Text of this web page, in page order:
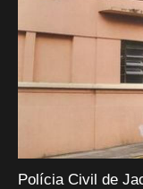
Polícia Civil de